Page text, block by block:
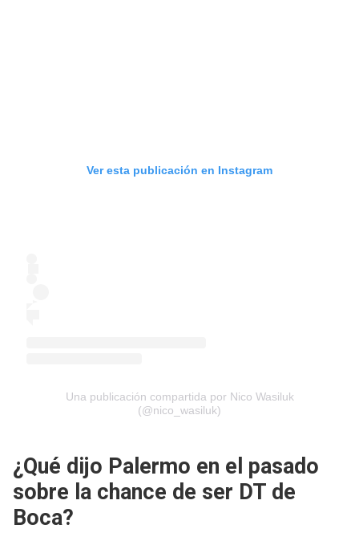
Ver esta publicación en Instagram
Una publicación compartida por Nico Wasiluk
(@nico_wasiluk)
¿Qué dijo Palermo en el pasado
sobre la chance de ser DT de
Boca?